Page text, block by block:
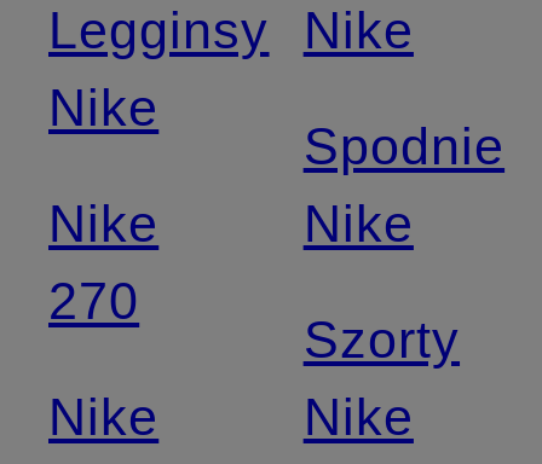
Legginsy
Nike
Nike
270
Nike
Nike
Spodnie
Nike
Szorty
Nike